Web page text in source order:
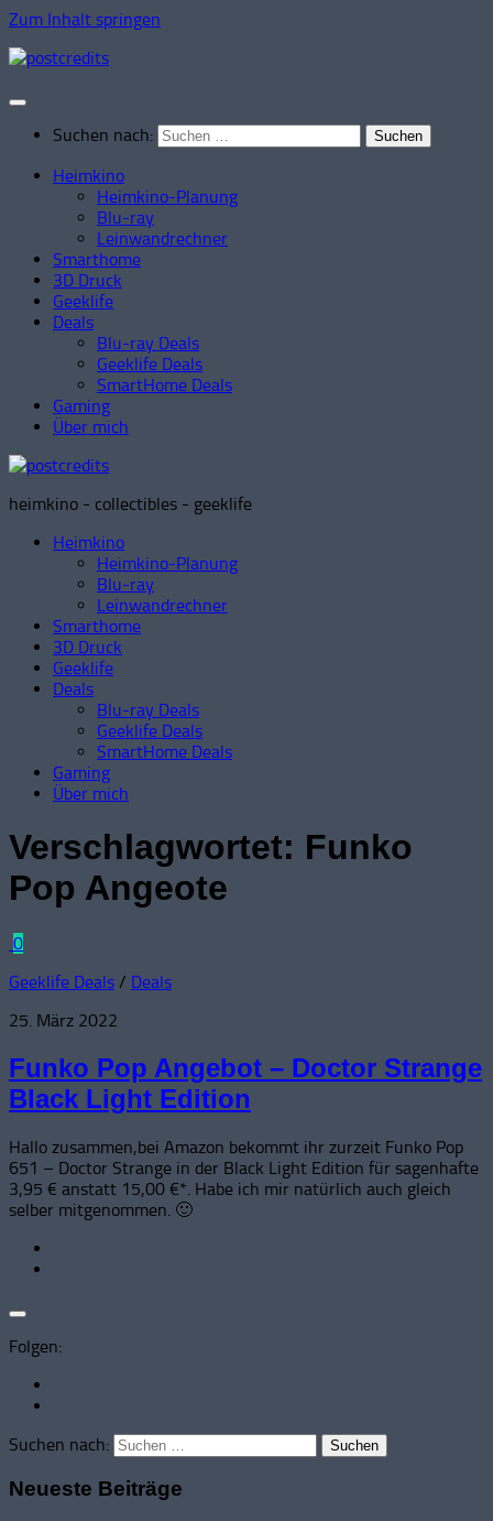
Zum Inhalt springen
Suchen nach:
Heimkino
Heimkino-Planung
Blu-ray
Leinwandrechner
Smarthome
3D Druck
Geeklife
Deals
Blu-ray Deals
Geeklife Deals
SmartHome Deals
Gaming
Über mich
heimkino - collectibles - geeklife
Heimkino
Heimkino-Planung
Blu-ray
Leinwandrechner
Smarthome
3D Druck
Geeklife
Deals
Blu-ray Deals
Geeklife Deals
SmartHome Deals
Gaming
Über mich
Verschlagwortet: Funko
Pop Angeote
0
Geeklife Deals / Deals
25. März 2022
Funko Pop Angebot – Doctor Strange
Black Light Edition
Hallo zusammen,bei Amazon bekommt ihr zurzeit Funko Pop
651 – Doctor Strange in der Black Light Edition für sagenhafte
3,95 € anstatt 15,00 €*. Habe ich mir natürlich auch gleich
selber mitgenommen. 🙂
Folgen:
Suchen nach:
Neueste Beiträge